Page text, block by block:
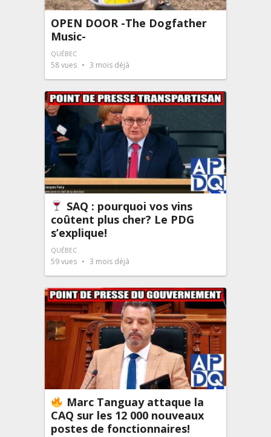
OPEN DOOR -The Dogfather
Music-
QUÉBEC
58vues 3 mois déjà
SAQ : pourquoi vos vins
coûtent plus cher? Le PDG
s’explique!
QUÉBEC
59vues 3 mois déjà
Marc Tanguay attaque la
CAQ sur les 12 000 nouveaux
postes de fonctionnaires!